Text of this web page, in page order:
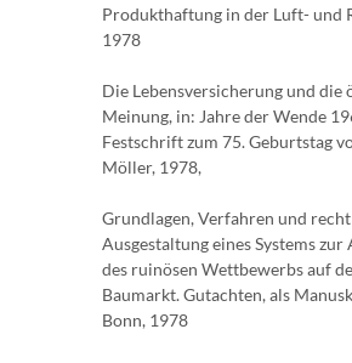
Produkthaftung in der Luft- und
1978
Die Lebensversicherung und die
Meinung, in: Jahre der Wende
Festschrift zum 75. Geburtstag
Möller, 1978,
Grundlagen, Verfahren und
Ausgestaltung eines Systems zur
des ruinösen Wettbewerbs auf
Baumarkt. Gutachten, als
Bonn, 1978